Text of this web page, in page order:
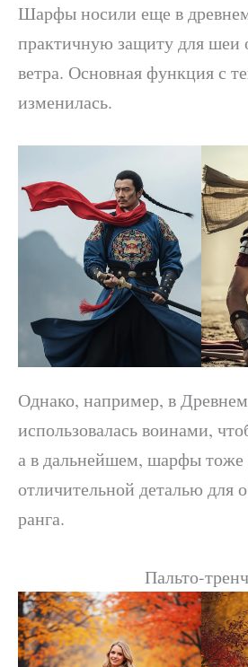
Шарфы носили еще в
практичную защиту для шеи
ветра. Основная функция с
изменилась.
Однако, например, в
использовалась воинами,
а в дальнейшем, шарфы
отличительной деталью для
ранга.
Пальто-